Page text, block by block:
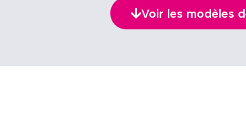
Voir les modèles